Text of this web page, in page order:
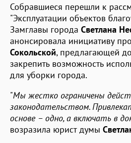
Собравшиеся перешли к
"Эксплуатации объектов
Замглавы города Светлана
анонсировала инициативу
Сокольской, предлагающей
закрепить возможность
для уборки города.
"Мы жестко ограничены
законодательством.
основе – одно, а включать в
возразила юрист думы